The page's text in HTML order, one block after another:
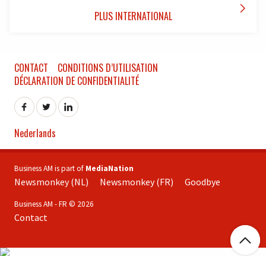
PLUS INTERNATIONAL 

CONTACT
CONDITIONS D’UTILISATION
DÉCLARATION DE CONFIDENTIALITÉ
Nederlands
Business AM is part of MediaNation
Newsmonkey (NL) Newsmonkey (FR) Goodbye
Business AM - FR © 2026
Contact